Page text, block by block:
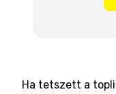
Ha tetszett a